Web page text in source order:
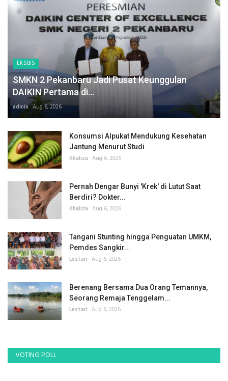
EKSBIS
SMKN 2 Pekanbaru Jadi Pusat Keunggulan
DAIKIN Pertama di...
admin Aug 6, 2026
Konsumsi Alpukat Mendukung Kesehatan
Jantung Menurut Studi
Khaliza Aug 6, 2026
Pernah Dengar Bunyi 'Krek' di Lutut Saat
Berdiri? Dokter...
Khaliza Aug 6, 2026
Tangani Stunting hingga Penguatan UMKM,
Pemdes Sangkir...
Lestari Aug 6, 2026
Berenang Bersama Dua Orang Temannya,
Seorang Remaja Tenggelam...
Lestari Aug 6, 2026
VOTING POLL